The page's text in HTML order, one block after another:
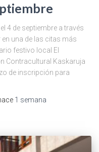
4 de septiembre a través
una de las citas más
festivo local El
Contracultural Kaskaruja
de inscripción para
1 semana